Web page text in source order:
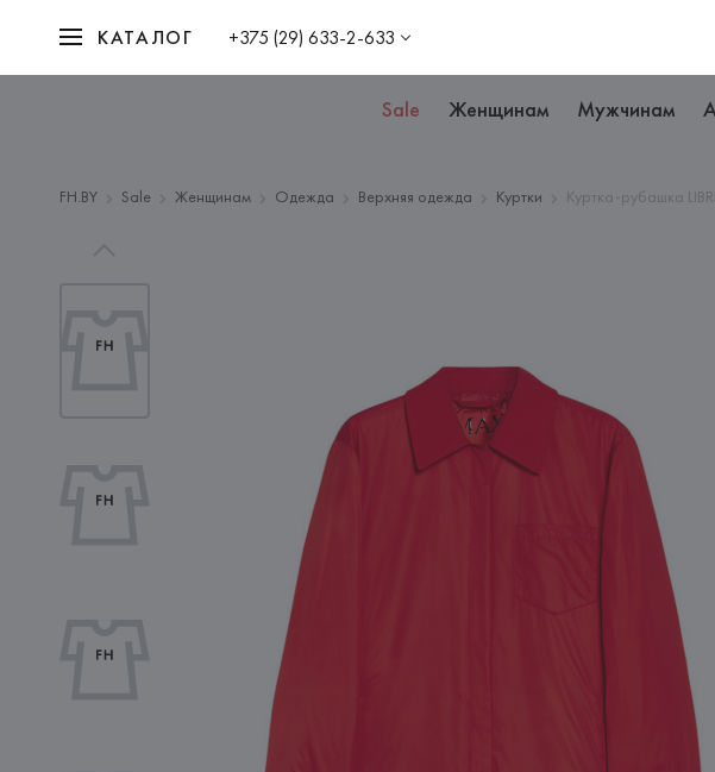
КАТАЛОГ +375 (29) 633-2-633
Sale Женщинам Мужчинам
FH.BY Sale Женщинам Одежда Верхняя одежда Куртки Куртка-рубашка